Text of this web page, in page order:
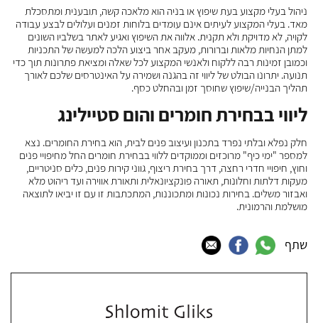
ניהול בעלי מקצוע בעת שיפוץ או בניה הוא מלאכה קשה, תובענית ומתסכלת
מאד. בעלי המקצוע לעיתים אינם עומדים בלוחות זמנים ועלולים לבצע עבודה
לקויה, לא מדויקת ולא תקנית. אלווה את השיפוץ ואגיע לאתר בשלביו השונים
למתן הנחיות מלאות וברורות, מעקב אחר ביצוע הלכה למעשה של התכניות
וכמובן זמינות רבה ללקוח ולאנשי המקצוע לכל שאלה ומציאת פתרונות תוך כדי
תנועה. יתרונו הבולט של ליווי זה בהגנה ושמירה על האינטרסים שלכם לאורך
תהליך הבנייה/שיפוץ שחוסך זמן ובהחלט כסף.
ליווי בבחירת חומרים והום סטיילינג
חלק נפלא ובלתי נפרד בתכנון ועיצוב פנים לבית, הוא בחירת החומרים. נצא
למספר "ימי כיף" מרוכזים וממוקדים ללווי בבחירת חומרים החל מחיפויי פנים
וחוץ, חיפויי חדרי רחצה, דרך בחירת ריצוף, גווני קירות פנים, כלים סניטריים,
מעקות דלתות וחלונות, תאורה פונקציונאלית ותאורת אווירה ועד ריהוט מלא
ואבזור משלים. בחירות נכונות ומתכוננות, המתכתבות זו עם זו יביאו לתוצאה
מושלמת והרמונית.
שתף